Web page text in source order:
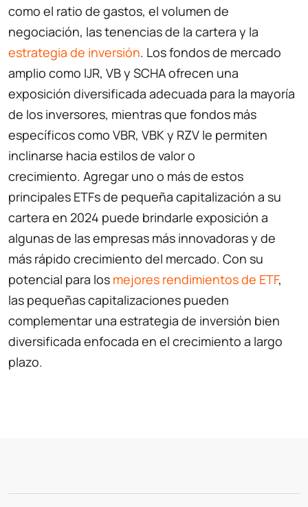
como el ratio de gastos, el volumen de
negociación, las tenencias de la cartera y la
estrategia de inversión. Los fondos de mercado
amplio como IJR, VB y SCHA ofrecen una
exposición diversificada adecuada para la mayoría
de los inversores, mientras que fondos más
específicos como VBR, VBK y RZV le permiten
inclinarse hacia estilos de valor o
crecimiento. Agregar uno o más de estos
principales ETFs de pequeña capitalización a su
cartera en 2024 puede brindarle exposición a
algunas de las empresas más innovadoras y de
más rápido crecimiento del mercado. Con su
potencial para los mejores rendimientos de ETF,
las pequeñas capitalizaciones pueden
complementar una estrategia de inversión bien
diversificada enfocada en el crecimiento a largo
plazo.